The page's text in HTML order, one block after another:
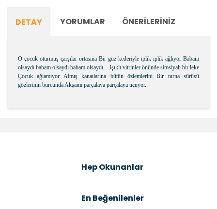
DETAY YORUMLAR ÖNERILERINIZ
O çocuk oturmuş çarşılar ortasına Bir güz kederiyle iplik iplik ağlıyor Babam
olsaydı babam olsaydı babam olsaydı... Işıklı vitrinler önünde simsiyah bir leke
Çocuk ağlamıyor Almış kanatlarına bütün özlemlerini Bir turna sürüsü
gözlerinin burcunda Akşamı parçalaya parçalaya uçuyor..
Ürün açıklamasında eksik bilgiler bulunuyor.
Ürün fiyatı diğer sitelerden daha pahalı.
Hep Okunanlar
En Beğenilenler